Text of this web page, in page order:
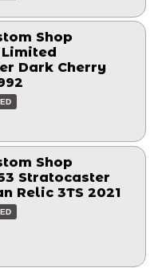
Shop
Limited
Dark Cherry
Shop
Stratocaster
Relic 3TS 2021